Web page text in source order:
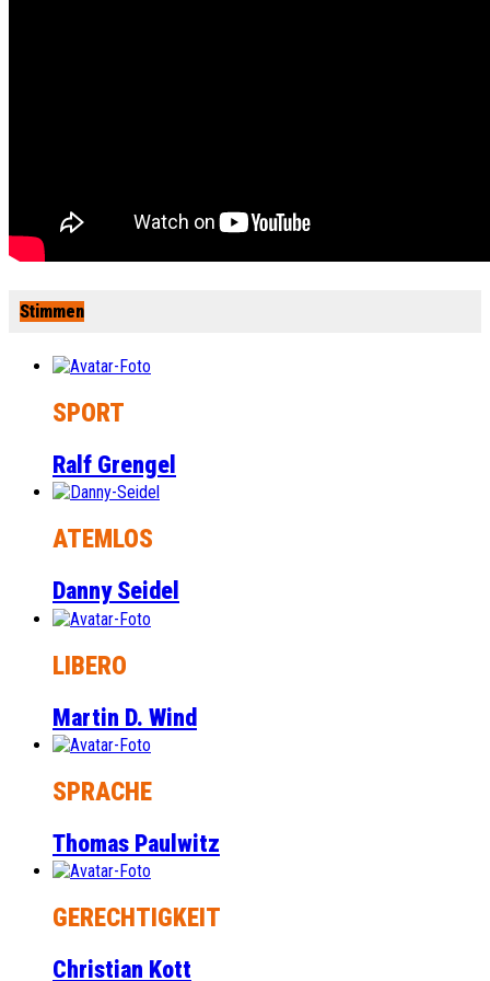
Stimmen
SPORT
Ralf Grengel
ATEMLOS
Danny Seidel
LIBERO
Martin D. Wind
SPRACHE
Thomas Paulwitz
GERECHTIGKEIT
Christian Kott